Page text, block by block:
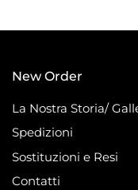
New Order
La Nostra Storia/
Spedizioni
Sostituzioni e Resi
Contatti